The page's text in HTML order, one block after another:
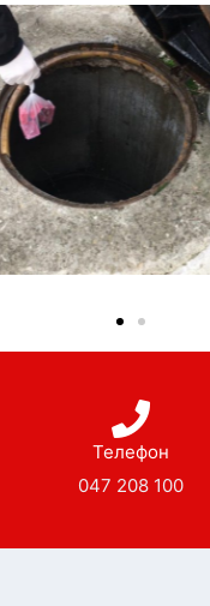
Телефон
047 208 100